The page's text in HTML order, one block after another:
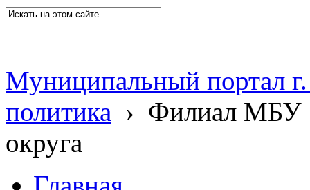
Муниципальный портал
политика › Филиал МБУ
округа